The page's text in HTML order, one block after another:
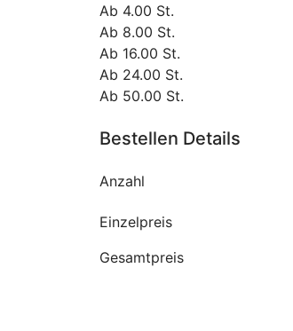
Ab 4.00 St.
Ab 8.00 St.
Ab 16.00 St.
Ab 24.00 St.
Ab 50.00 St.
Bestellen Details
Anzahl
Einzelpreis
Gesamtpreis